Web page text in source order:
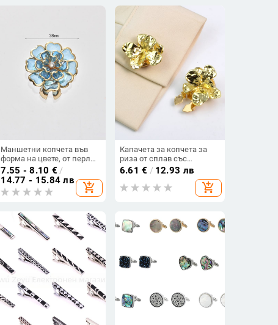
Маншетни копчета във
форма на цвете, от перли,
с поставени диаманти и
бели кристали
7.55 - 8.10 € /
14.77 - 15.84 лв
add_shopping_cart
Капачета за копчета за
риза от сплав със
кристали във форма на
6.61 € / 12.93 лв
add_shopping_cart